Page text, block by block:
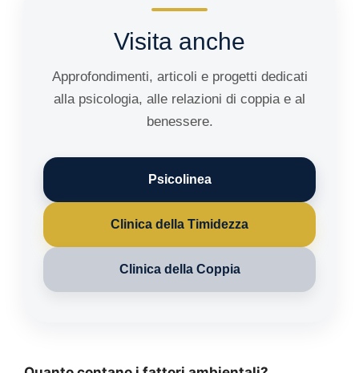
Visita anche
Approfondimenti, articoli e progetti dedicati
alla psicologia, alle relazioni di coppia e al
benessere.
Psicolinea
Clinica della Timidezza
Clinica della Coppia